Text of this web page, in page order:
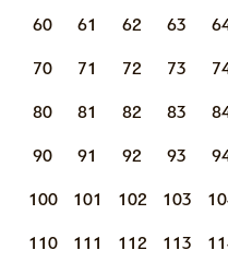
60 61 62 63
70 71 72 73
80 81 82 83
90 91 92 93
100 101 102 103
110 111 112 113